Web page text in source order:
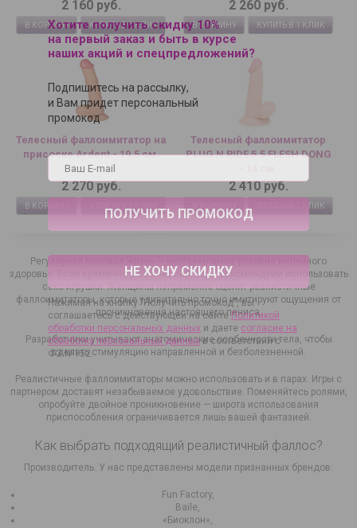
2 160 руб.
В КОРЗИНУ КУПИТЬ В 1 КЛИК
2 260 руб.
В КОРЗИНУ КУПИТЬ В 1 КЛИК
Телесный фаллоимитатор на
присоске Ardent - 19,5 см.
2 270 руб.
В КОРЗИНУ
Телесный фаллоимитатор
PLUG N RIDE 5.5 FLESH DONG
2 410 руб.
КУПИТЬ В 1 КЛИК
Регулярная половая жизнь — неотъемлемое условие интимного
здоровья. Если временно у вас нет партнера, рекомендуем использовать
секс-игрушки. Женщины непременно оценят реалистичные
фаллоимитаторы, которые удивительно точно имитируют ощущения от
проникновения настоящего пениса.
Разработчики учитывают анатомические особенности тела, чтобы
сделать стимуляцию направленной и безболезненной.
Реалистичные фаллоимитаторы можно использовать и в парах. Игры с
партнером доставят незабываемое удовольствие. Поменяйтесь ролями,
опробуйте двойное проникновение — широта использования
приспособления ограничивается лишь вашей фантазией.
Как выбрать подходящий реалистичный фаллос?
Производитель. У нас представлены модели признанных брендов:
Fun Factory,
Baile,
«Биоклон»,
Хотите получить скидку 10%
на первый заказ и быть в курсе
наших акций и спецпредложений?
Подпишитесь на рассылку,
и Вам придет персональный
промокод
НЕ ХОЧУ СКИДКУ
Нажимая на кнопку "Получить промокод", вы
соглашаетесь с действующей на сайтеПолитикой
обработки персональных данных и даете согласие на
обработку персональных данныхв соответствии с
ФЗ №152.